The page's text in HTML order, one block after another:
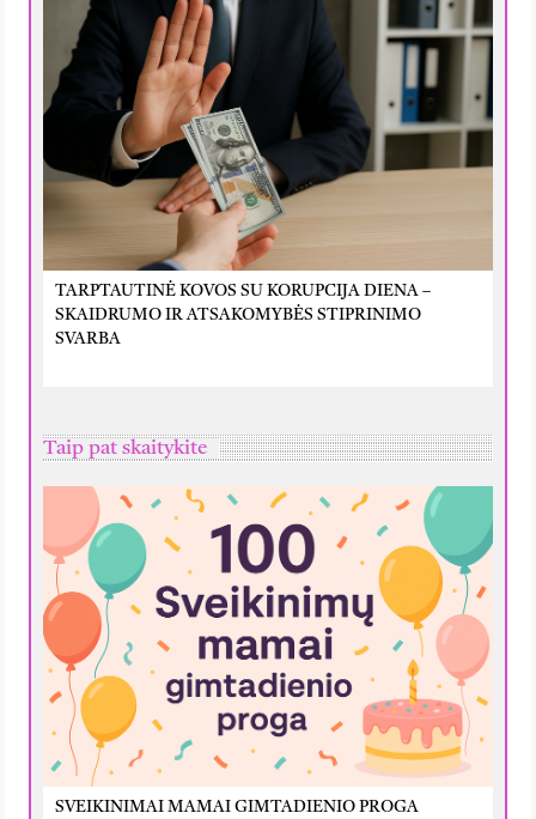
TARPTAUTINĖ KOVOS SU KORUPCIJA DIENA –
SKAIDRUMO IR ATSAKOMYBĖS STIPRINIMO
SVARBA
Taip pat skaitykite
SVEIKINIMAI MAMAI GIMTADIENIO PROGA